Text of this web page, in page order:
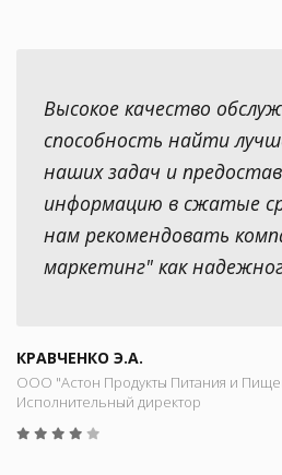
Высокое качество
способность найти
наших задач и
информацию в сжатые
нам рекомендовать
маркетинг" как
КРАВЧЕНКО Э.А.
ООО "Астон Продукты Питания и
Исполнительный директор